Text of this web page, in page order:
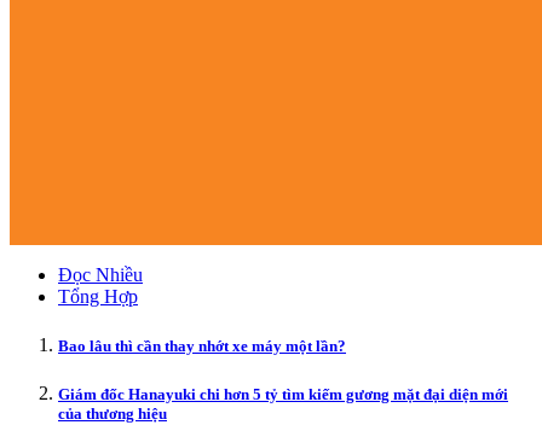
Đọc Nhiều
Tổng Hợp
Bao lâu thì cần thay nhớt xe máy một lần?
Giám đốc Hanayuki chi hơn 5 tỷ tìm kiếm gương mặt đại diện mới
của thương hiệu